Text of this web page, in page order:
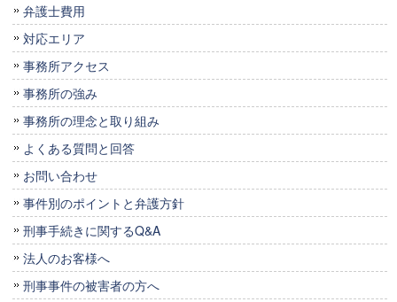
弁護士費用
対応エリア
事務所アクセス
事務所の強み
事務所の理念と取り組み
よくある質問と回答
お問い合わせ
事件別のポイントと弁護方針
刑事手続きに関するQ&A
法人のお客様へ
刑事事件の被害者の方へ